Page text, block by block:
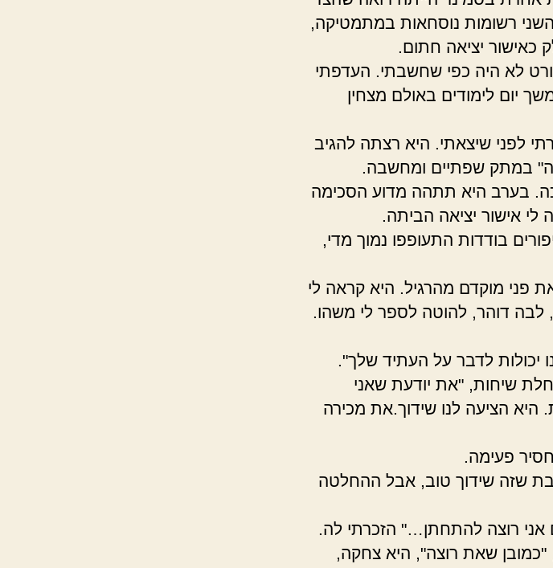
רשומות נוסחאות במתמטיקה,
יציאה חתום.
לא היה כפי שחשבתי. העדפתי
יום לימודים באולם מצחין
לפני שיצאתי. היא רצתה להגיב
במתק שפתיים ומחשבה.
בערב היא תתהה מדוע הסכימה
לי אישור יציאה הביתה.
בודדות התעופפו נמוך מדי,
פני מוקדם מהרגיל. היא קראה לי
דוהר, להוטה לספר לי משהו.
לדבר על העתיד שלך".
שיחות, "את יודעת שאני
הציעה לנו שידוך.את מכירה
פעימה.
שזה שידוך טוב, אבל ההחלטה
רוצה להתחתן…" הזכרתי לה.
שאת רוצה", היא צחקה,